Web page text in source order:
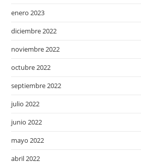
enero 2023
diciembre 2022
noviembre 2022
octubre 2022
septiembre 2022
julio 2022
junio 2022
mayo 2022
abril 2022